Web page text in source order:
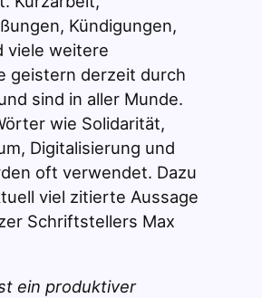
Kündigungen,
viele weitere
geistern derzeit durch
sind in aller Munde.
wie Solidarität,
Digitalisierung und
oft verwendet. Dazu
viel zitierte Aussage
Schriftstellers Max
ein produktiver